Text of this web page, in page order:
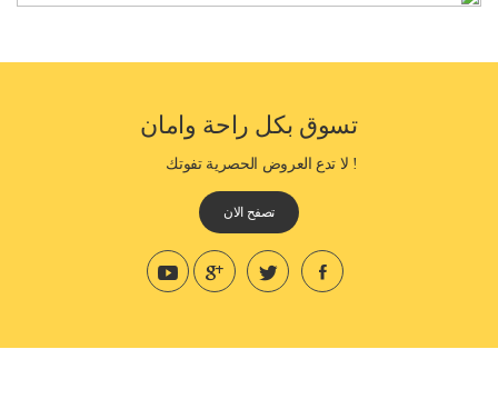
تسوق بكل راحة وامان
! لا تدع العروض الحصرية تفوتك
تصفح الان